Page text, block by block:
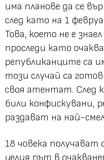
има планове да се
след като на 1
Това, което не е
проследи като
републиканците са
този случай са
своя атентат. След
били конфискувани,
раздават на най-
18 човека